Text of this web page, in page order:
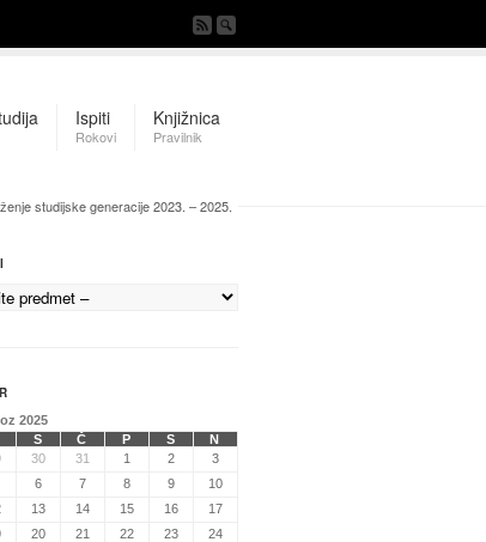
Ispiti
Rokovi
Knjižnica
Pravilnik
studijske generacije 2023. – 2025.
2025
S Č P S
N
30 31 1 2
3
6 7 8 9
10
13 14 15 16
17
20 21 22 23
24